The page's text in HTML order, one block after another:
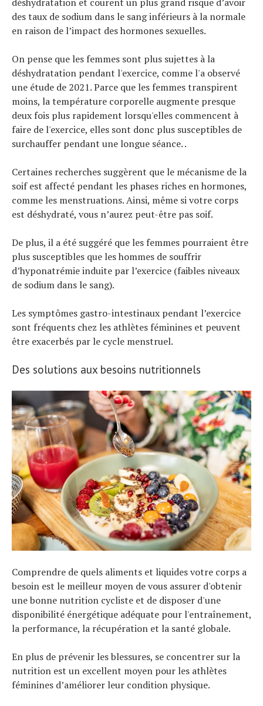
des taux de sodium dans le sang inférieurs à la normale
en raison de l’impact des hormones sexuelles.
On pense que les femmes sont plus sujettes à la
déshydratation pendant l'exercice, comme l'a observé
une étude de 2021. Parce que les femmes transpirent
moins, la température corporelle augmente presque
deux fois plus rapidement lorsqu'elles commencent à
faire de l'exercice, elles sont donc plus susceptibles de
surchauffer pendant une longue séance. .
Certaines recherches suggèrent que le mécanisme de la
soif est affecté pendant les phases riches en hormones,
comme les menstruations. Ainsi, même si votre corps
est déshydraté, vous n’aurez peut-être pas soif.
De plus, il a été suggéré que les femmes pourraient être
plus susceptibles que les hommes de souffrir
d’hyponatrémie induite par l’exercice (faibles niveaux
de sodium dans le sang).
Les symptômes gastro-intestinaux pendant l’exercice
sont fréquents chez les athlètes féminines et peuvent
être exacerbés par le cycle menstruel.
Des solutions aux besoins nutritionnels
Comprendre de quels aliments et liquides votre corps a
besoin est le meilleur moyen de vous assurer d'obtenir
une bonne nutrition cycliste et de disposer d'une
disponibilité énergétique adéquate pour l'entraînement,
la performance, la récupération et la santé globale.
En plus de prévenir les blessures, se concentrer sur la
nutrition est un excellent moyen pour les athlètes
féminines d’améliorer leur condition physique.